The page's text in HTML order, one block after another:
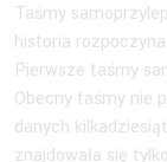
Taśmy
historia
Pierwsze taśmy
Obecny taśmy nie
danych
znajdowała się